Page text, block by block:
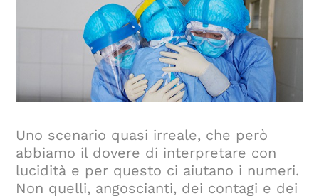
Uno scenario quasi irreale, che però
abbiamo il dovere di interpretare con
lucidità e per questo ci aiutano i numeri.
Non quelli, angoscianti, dei contagi e dei